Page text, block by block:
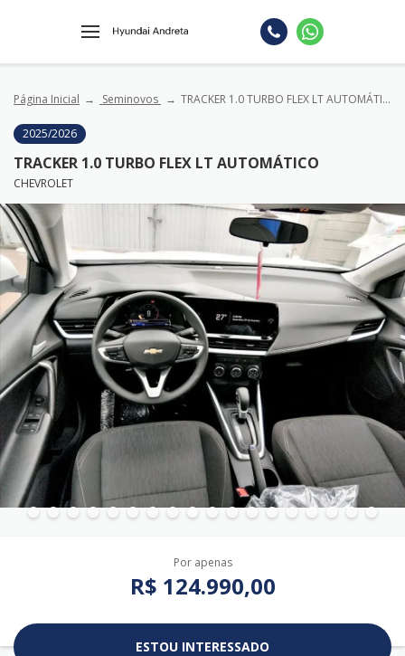
Página Inicial Seminovos TRACKER 1.0 TURBO FLEX LT AUTOMÁTICO
2025/2026
TRACKER 1.0 TURBO FLEX LT AUTOMÁTICO
CHEVROLET
Por apenas
R$ 124.990,00
ESTOU INTERESSADO